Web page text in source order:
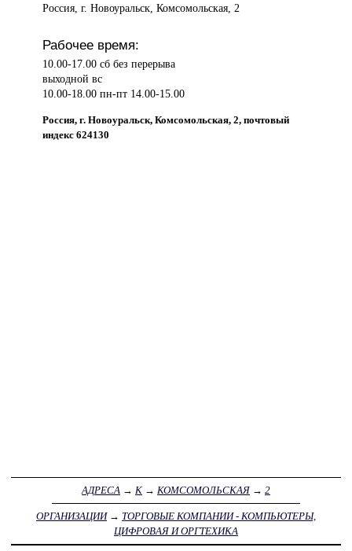
Россия, г. Новоуральск, Комсомольская, 2
Рабочее время:
10.00-17.00 сб без перерыва
выходной вс
10.00-18.00 пн-пт 14.00-15.00
Россия, г. Новоуральск, Комсомольская, 2, почтовый
индекс 624130
АДРЕСА → К → КОМСОМОЛЬСКАЯ → 2
ОРГАНИЗАЦИИ→ ТОРГОВЫЕ КОМПАНИИ - КОМПЬЮТЕРЫ,
ЦИФРОВАЯ И ОРГТЕХИКА